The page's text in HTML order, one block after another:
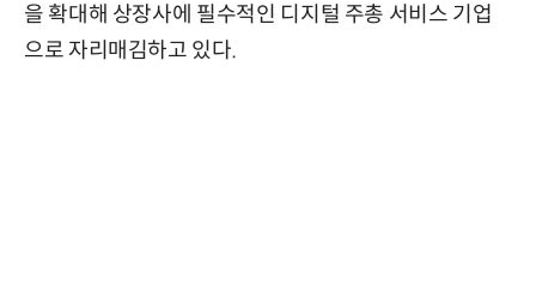
을 확대해 상장사에 필수적인 디지털 주총 서비스 기업
으로 자리매김하고 있다.